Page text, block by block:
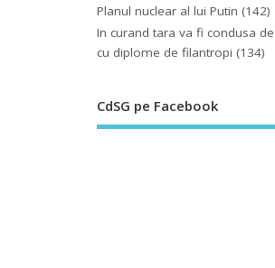
Planul nuclear al lui Putin (142)
In curand tara va fi condusa
cu diplome de filantropi (134)
CdSG pe Facebook